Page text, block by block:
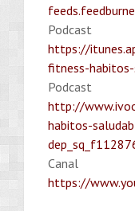
https://
fitness-
http://
habitos-
Canal
https://